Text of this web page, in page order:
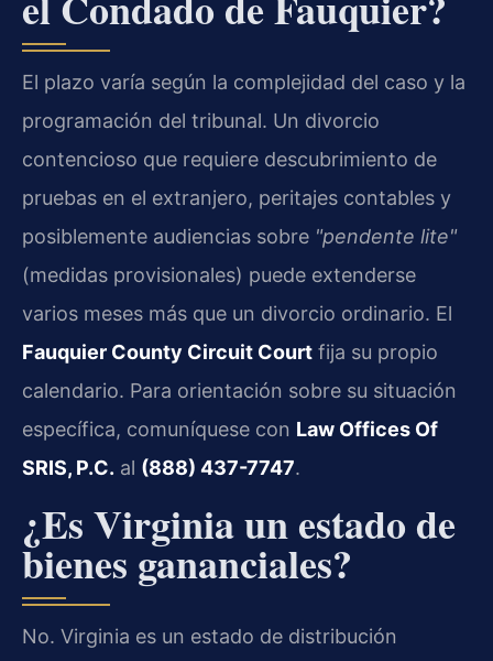
El plazo varía según la complejidad del caso y la
programación del tribunal. Un divorcio
contencioso que requiere descubrimiento de
pruebas en el extranjero, peritajes contables y
posiblemente audiencias sobre "pendente lite"
(medidas provisionales) puede extenderse
varios meses más que un divorcio ordinario. El
Fauquier County Circuit Court fija su propio
calendario. Para orientación sobre su situación
específica, comuníquese con Law Offices Of
SRIS, P.C. al (888) 437-7747.
¿Es Virginia un estado de
bienes gananciales?
No. Virginia es un estado de distribución